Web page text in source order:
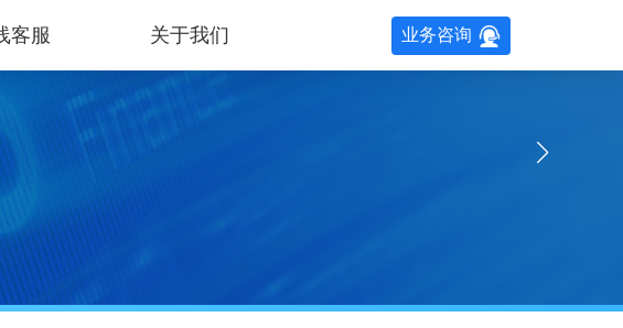
客服 关于我们 业务咨询